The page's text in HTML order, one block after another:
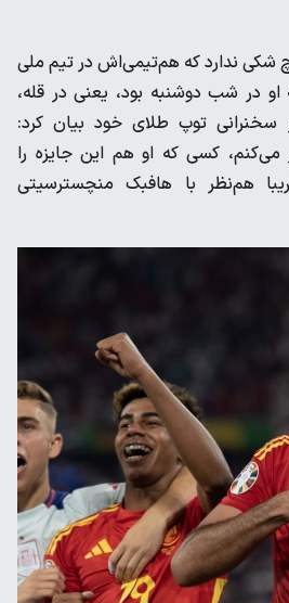
شکی ندارد که هم‌تیمی‌اش در تیم ملی
او در شب دوشنبه بود، یعنی در قله،
سخنرانی توپ طلای خود بیان کرد:
کسی که او هم این جایزه را
هم‌نظر با هافبک منچسترسیتی